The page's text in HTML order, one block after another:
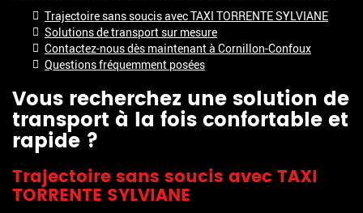
Trajectoire sans soucis avec TAXI TORRENTE SYLVIANE
Solutions de transport sur mesure
Contactez-nous dès maintenant à Cornillon-Confoux
Questions fréquemment posées
Vous recherchez une solution de
transport à la fois confortable et
rapide ?
Trajectoire sans soucis avec TAXI
TORRENTE SYLVIANE